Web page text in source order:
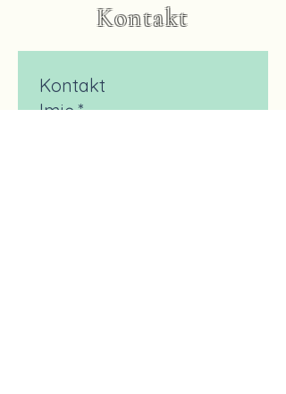
Kontakt
Kontakt
Imię*